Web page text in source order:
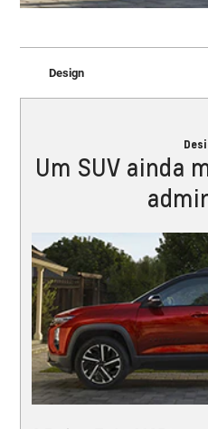
Design
Um SUV ainda